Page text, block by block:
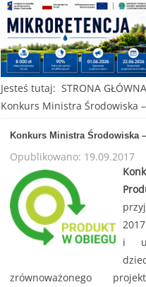
Jesteś tutaj: STRONA GŁÓWNA
Konkurs Ministra Środowiska
Konkurs Ministra Środowiska
Opublikowano: 19.09.2017
i
zrównoważonego